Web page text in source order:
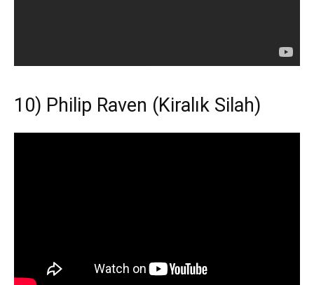
10) Philip Raven (Kiralık Silah)